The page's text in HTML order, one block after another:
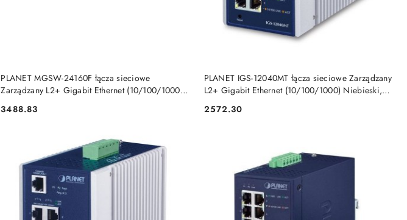
PLANET MGSW-24160F łącza sieciowe
Zarządzany L2+ Gigabit Ethernet (10/100/1000)
Cena:
3488.83
DO KOSZYKA
PLANET IGS-12040MT łącza sieciowe Zarządzany
L2+ Gigabit Ethernet (10/100/1000) Niebieski,
Cena:
2572.30
DO KOSZYKA